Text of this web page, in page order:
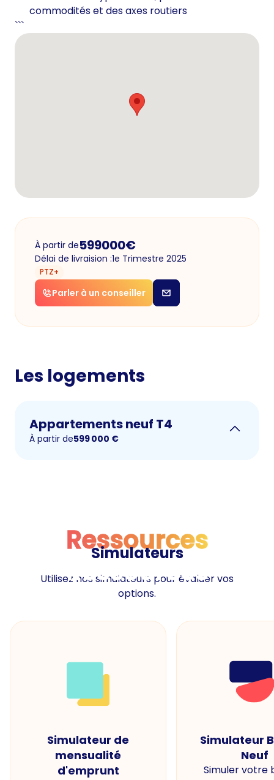
commodités et des axes routiers
```
À partir de599000€
Délai de livraision :1e Trimestre 2025
PTZ+
Parler à un conseiller
Les logements
Appartements neuf T4
À partir de599 000 €
Ressources
Ressources
Simulateurs
Utilisez nos simulateurs pour évaluer vos
options.
Simulateur de
mensualité
d'emprunt
Simulateur
Neuf
Simuler votre